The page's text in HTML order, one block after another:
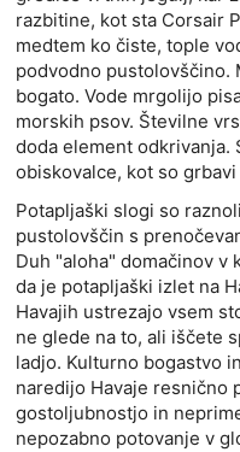
razbitine, kot sta Corsair
medtem ko čiste, tople
podvodno pustolovščino.
bogato. Vode mrgolijo
morskih psov. Številne
doda element odkrivanja.
obiskovalce, kot so
Potapljaški slogi so
pustolovščin s
Duh "aloha" domačinov v
da je potapljaški izlet na
Havajih ustrezajo vsem
ne glede na to, ali iščete
ladjo. Kulturno bogastvo
naredijo Havaje resnično
gostoljubnostjo in
nepozabno potovanje v